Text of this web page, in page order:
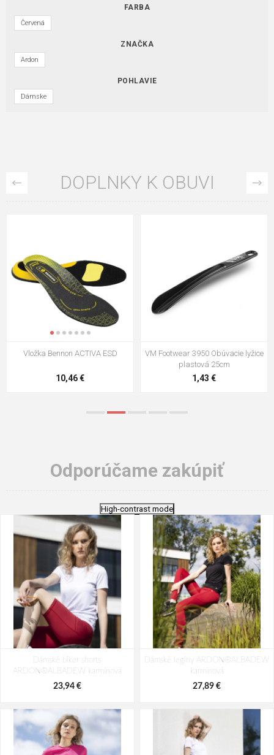
FARBA
Červená
ZNAČKA
Ardon
POHLAVIE
Dámske
DOPLNKY K OBUVI
VM Footwear 3009 Vkladacia
5,21 €
VM Footwear 3102 Šnúrky ploché
0,79 €
Odporúčame zakúpiť
High-contrast mode
Dámské biker shorts
ARDON®ALBADEW karmínová
23,94 €
Dámské legíny ARDON®ALBADEW
karmínová
27,89 €